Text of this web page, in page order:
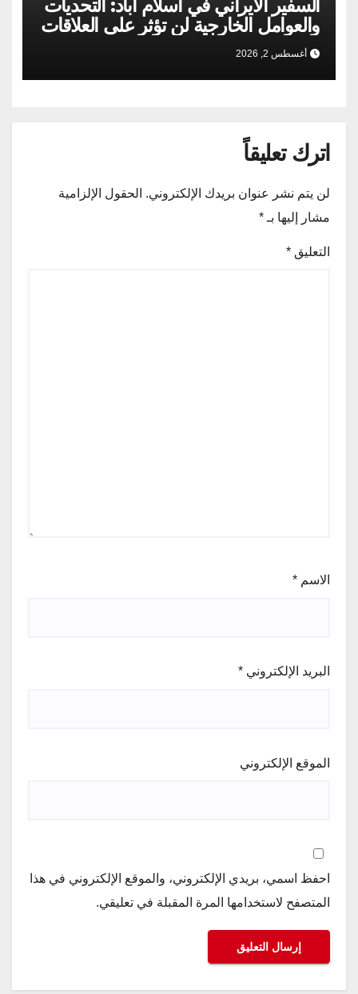
السفير الايراني في اسلام آباد: التحديات
والعوامل الخارجية لن تؤثر على العلاقات
الإيرانية الباكستانية
أغسطس 2, 2026
اترك تعليقاً
لن يتم نشر عنوان بريدك الإلكتروني. الحقول الإلزامية
مشار إليها بـ *
التعليق *
الاسم *
البريد الإلكتروني *
الموقع الإلكتروني
احفظ اسمي، بريدي الإلكتروني، والموقع الإلكتروني في هذا
المتصفح لاستخدامها المرة المقبلة في تعليقي.